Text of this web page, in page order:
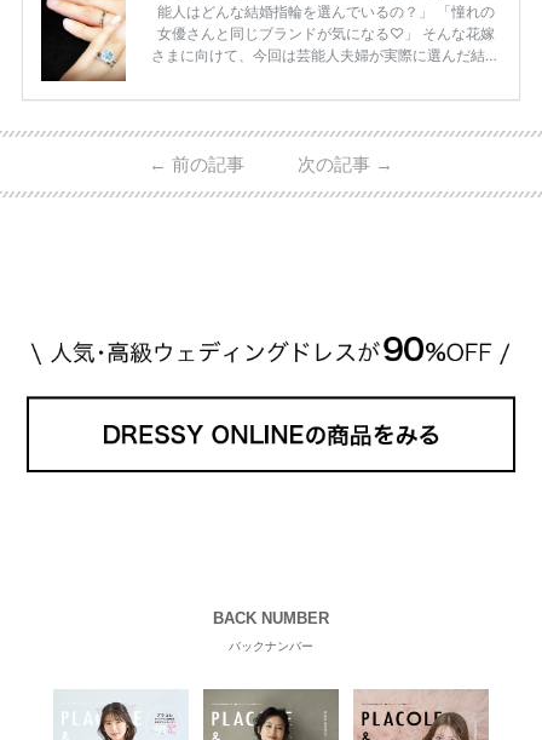
能人はどんな結婚指輪を選んでいるの？」 「憧れの
女優さんと同じブランドが気になる♡」 そんな花嫁
さまに向けて、今回は芸能人夫婦が実際に選んだ結婚
ーウィンストンやカルティエ、ティファニーなど世界
日本で人気のブランドまで幅広くご紹介。 さらに、
・愛用している芸能人夫婦 ・リングの特徴や魅力 ・
← 前の記事 次の記事 →
BACK NUMBER
バックナンバー